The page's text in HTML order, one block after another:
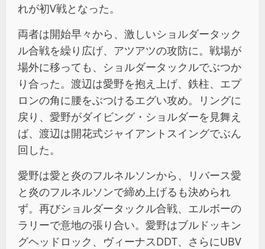
れが初V戦となった。
両者は開始早々から、激しいショルダータック
ル合戦を繰り広げ、アツアツの攻防に。戦場が
場外に移っても、ショルダータックルでぶつか
り合った。渡辺は愛野を抱え上げ、鉄柱、エプ
ロンの角に腰をぶつけるエグい攻め。リングに
戻り、愛野がダイビング・ショルダーを見舞え
ば、渡辺は開花式ジャイアントスイングでぶん
回した。
愛野は愛と炎のフルネルソンから、リバース愛
と炎のフルネルソンで締め上げるも決められ
ず。再びショルダータックル合戦、エルボーの
ラリーで意地の張り合い。愛野はブルドッキン
グヘッドロック、ヴィーナスDDT、さらにUBV